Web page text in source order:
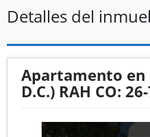
Detalles del
Apartamento en
D.C.) RAH CO: